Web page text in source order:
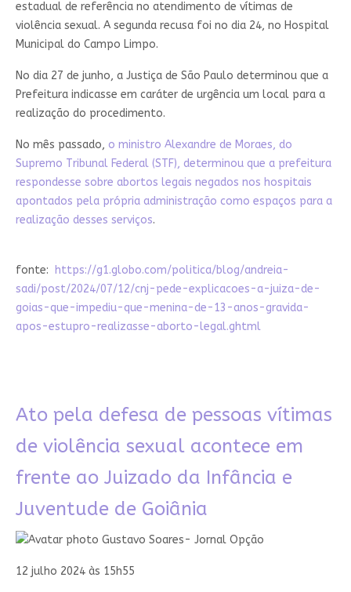
estadual de referência no atendimento de vítimas de
violência sexual. A segunda recusa foi no dia 24, no Hospital
Municipal do Campo Limpo.
No dia 27 de junho, a Justiça de São Paulo determinou que a
Prefeitura indicasse em caráter de urgência um local para a
realização do procedimento.
No mês passado, o ministro Alexandre de Moraes, do
Supremo Tribunal Federal (STF), determinou que a prefeitura
respondesse sobre abortos legais negados nos hospitais
apontados pela própria administração como espaços para a
realização desses serviços.
fonte:
https://g1.globo.com/politica/blog/andreia-
sadi/post/2024/07/12/cnj-pede-explicacoes-a-juiza-de-
goias-que-impediu-que-menina-de-13-anos-gravida-
apos-estupro-realizasse-aborto-legal.ghtml
Ato pela defesa de pessoas vítimas
de violência sexual acontece em
frente ao Juizado da Infância e
Juventude de Goiânia
Gustavo Soares- Jornal Opção
12 julho 2024 às 15h55